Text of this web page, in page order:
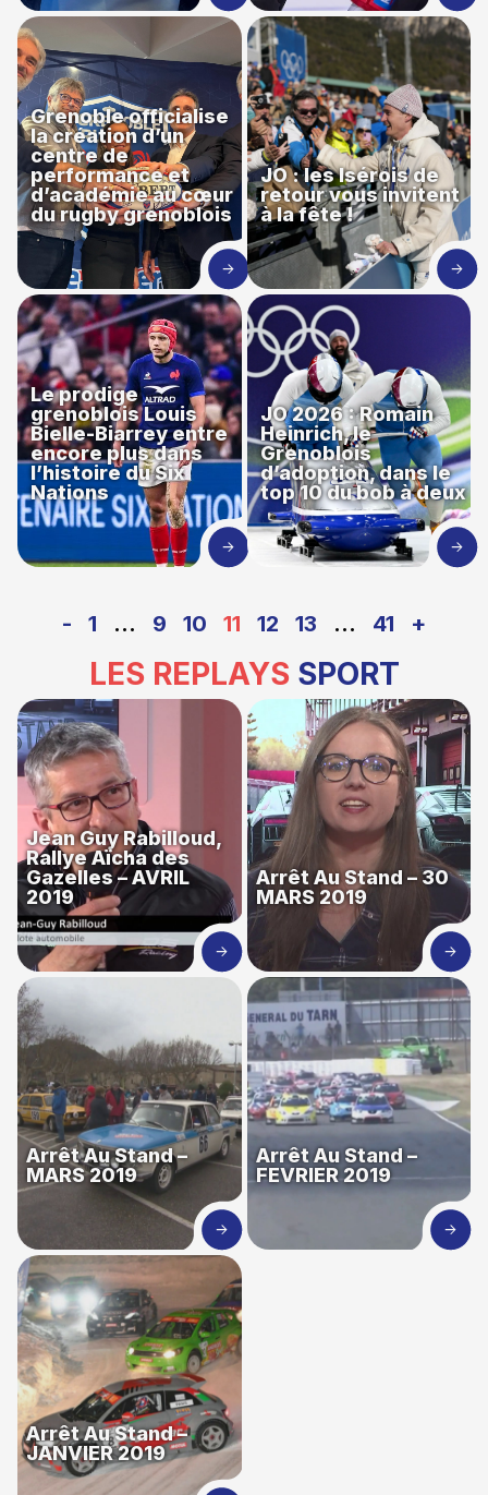
Grenoble officialise
la création d’un
centre de
performance et
d’académie au cœur
du rugby grenoblois
JO : les Isérois de
retour vous invitent
à la fête !
Le prodige
grenoblois Louis
Bielle-Biarrey entre
encore plus dans
l’histoire du Six
Nations
JO 2026 : Romain
Heinrich, le
Grenoblois
d’adoption, dans le
top 10 du bob à deux
- 1 … 9 10 11 12 13 … 41 +
LES REPLAYSSPORT
Jean Guy Rabilloud,
Rallye Aïcha des
Gazelles – AVRIL
2019
Arrêt Au Stand – 30
MARS 2019
Arrêt Au Stand –
MARS 2019
Arrêt Au Stand –
FEVRIER 2019
Arrêt Au Stand –
JANVIER 2019